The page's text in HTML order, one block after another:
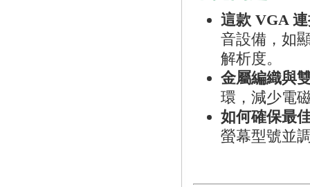
這款 VGA
音設備，如
解析度。
金屬編織與
環，減少電
如何確保最
螢幕型號並